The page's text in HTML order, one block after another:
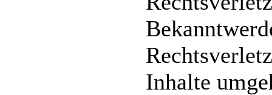
Inhalte